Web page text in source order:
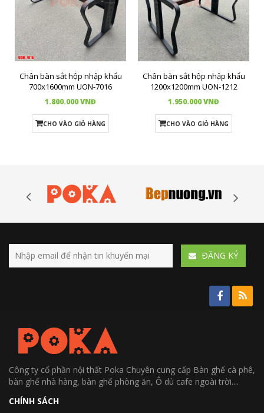
Chân bàn sắt hộp nhập khẩu
700x1600mm UON-7016
1.800.000 VNĐ
CHO VÀO GIỎ HÀNG
Chân bàn sắt hộp nhập khẩu
1200x1200mm UON-1212
1.950.000 VNĐ
CHO VÀO GIỎ HÀNG
ÐĂNG KÝ
Công ty cổ phần nội thất Poka Chuyên cung cấp Bàn ghế cà phê,
bàn ghế nhà hàng, bàn ghế phòng ăn, Ô dù cafe ngoài trời....
CHÍNH SÁCH